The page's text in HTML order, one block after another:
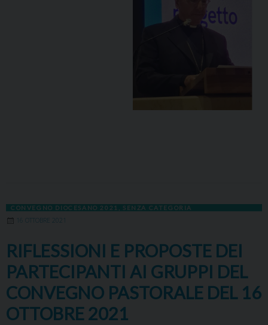
CONVEGNO DIOCESANO 2021 SENZA CATEGORIA
16 OTTOBRE 2021
RIFLESSIONI E PROPOSTE DEI
PARTECIPANTI AI GRUPPI DEL
CONVEGNO PASTORALE DEL 16
OTTOBRE 2021